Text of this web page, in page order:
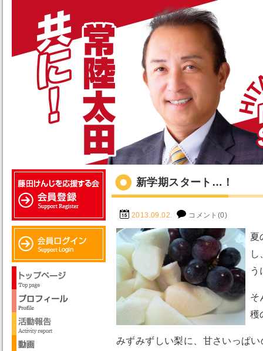
新学期スタート…！
2013.09.02. コメント(0)
夏
そ
穫
みずみずしい梨に、甘さいっぱ